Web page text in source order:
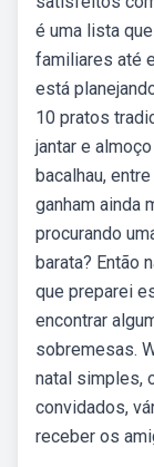
é uma lista
familiares até
está
10 pratos
jantar e
bacalhau,
ganham ainda
procurando
barata? Então
que preparei
encontrar
sobremesas.
natal simples,
convidados,
receber os